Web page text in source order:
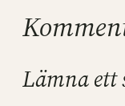
Lämna ett